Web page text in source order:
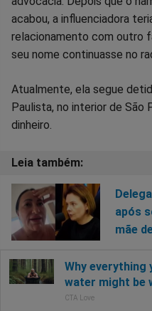
acabou, a influenciadora
relacionamento com outro
seu nome continuasse no
Atualmente, ela segue
Paulista, no interior de São
dinheiro.
após
mãe